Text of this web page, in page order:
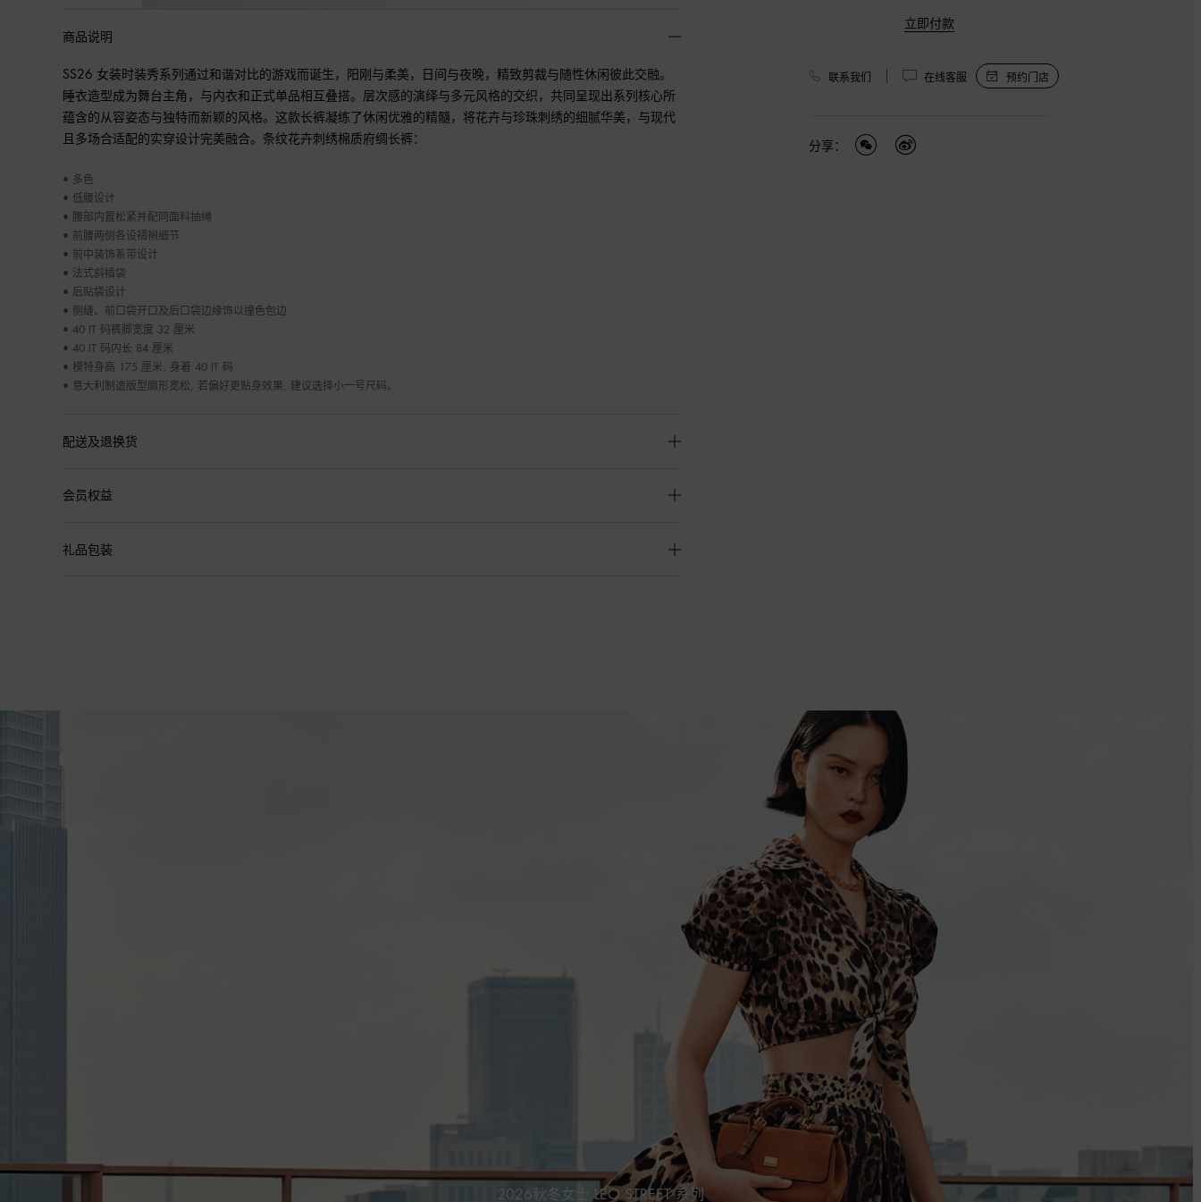
商品说明
SS26 女装时装秀系列通过和谐对比的游戏而诞生，阳刚与柔美，日间与夜晚，精致剪裁与随性休闲彼此交融。
睡衣造型成为舞台主角，与内衣和正式单品相互叠搭。层次感的演绎与多元风格的交织，共同呈现出系列核心所
蕴含的从容姿态与独特而新颖的风格。这款长裤凝练了休闲优雅的精髓，将花卉与珍珠刺绣的细腻华美，与现代
且多场合适配的实穿设计完美融合。条纹花卉刺绣棉质府绸长裤：
• 多色
• 低腰设计
• 腰部内置松紧并配同面料抽绳
• 前腰两侧各设褶裥细节
• 前中装饰系带设计
• 法式斜插袋
• 后贴袋设计
• 侧缝、前口袋开口及后口袋边缘饰以撞色包边
• 40 IT 码裤脚宽度 32 厘米
• 40 IT 码内长 84 厘米
• 模特身高 175 厘米, 身着 40 IT 码
• 意大利制造版型廓形宽松, 若偏好更贴身效果, 建议选择小一号尺码。
配送及退换货
会员权益
礼品包装
46 到货通知
立即付款
联系我们 在线客服 预约门店
分享：
2026秋冬女士 LEO STREET 系列